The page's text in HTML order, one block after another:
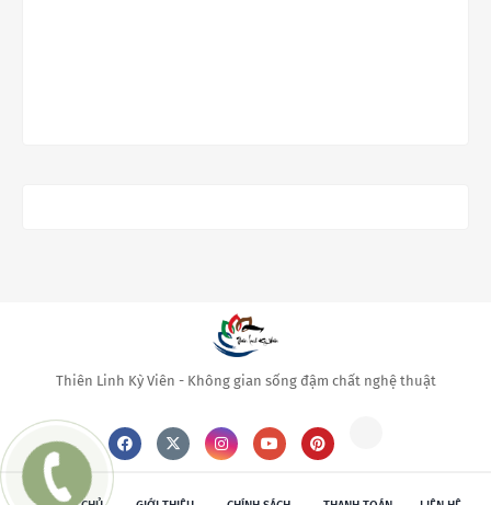
Thiên Linh Kỳ Viên - Không gian sống đậm chất nghệ thuật